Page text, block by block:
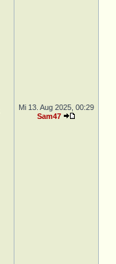
Mi 13. Aug 2025, 00:29
Sam47